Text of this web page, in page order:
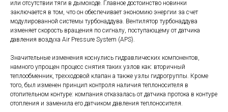
или отсутствии тяги в дымоходе. Главное достоинство новинки
заключается в том, что он обеспечивает экономию энергии за счет
модулированной системы турбонаддува. Вентилятор турбонаддува
изменяет скорость вращения по сигналу, поступающему от датчика
давления воздуха Air Pressure System (APS).
Значительные изменения коснулись гидравлических компонентов,
намного упрощен процесс снятия таких узлов как: вторичный
теплообменник, трехходовой клапан а также узлы гидрогруппы. Кроме
того, был изменен принцип контроля наличия теплоносителя в
отопительном контуре: компания отказалась от датчика протока в контуре
отопления и заменила его датчиком давления теплоносителя.